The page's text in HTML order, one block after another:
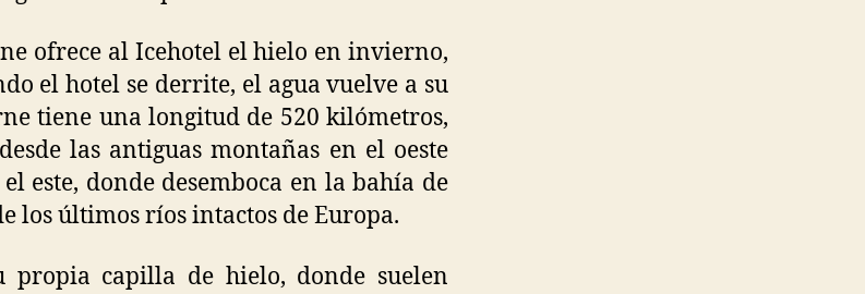
ofrece al Icehotel el hielo en invierno,
el hotel se derrite, el agua vuelve a su
tiene una longitud de 520 kilómetros,
las antiguas montañas en el oeste
este, donde desemboca en la bahía de
los últimos ríos intactos de Europa.
propia capilla de hielo, donde suelen